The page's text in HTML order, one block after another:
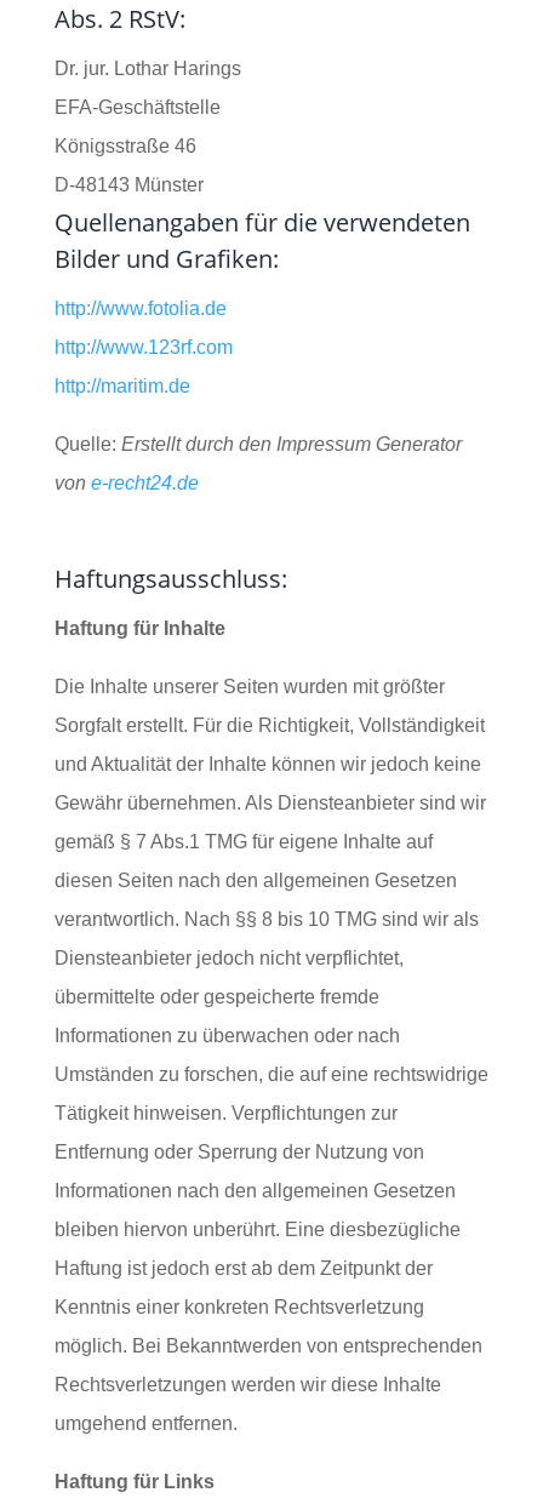
Abs. 2 RStV:
Dr. jur. Lothar Harings
EFA-Geschäftstelle
Königsstraße 46
D-48143 Münster
Quellenangaben für die verwendeten
Bilder und Grafiken:
http://www.fotolia.de
http://www.123rf.com
http://maritim.de
Quelle: Erstellt durch den Impressum Generator
von e-recht24.de
Haftungsausschluss:
Haftung für Inhalte
Die Inhalte unserer Seiten wurden mit größter
Sorgfalt erstellt. Für die Richtigkeit, Vollständigkeit
und Aktualität der Inhalte können wir jedoch keine
Gewähr übernehmen. Als Diensteanbieter sind wir
gemäß § 7 Abs.1 TMG für eigene Inhalte auf
diesen Seiten nach den allgemeinen Gesetzen
verantwortlich. Nach §§ 8 bis 10 TMG sind wir als
Diensteanbieter jedoch nicht verpflichtet,
übermittelte oder gespeicherte fremde
Informationen zu überwachen oder nach
Umständen zu forschen, die auf eine rechtswidrige
Tätigkeit hinweisen. Verpflichtungen zur
Entfernung oder Sperrung der Nutzung von
Informationen nach den allgemeinen Gesetzen
bleiben hiervon unberührt. Eine diesbezügliche
Haftung ist jedoch erst ab dem Zeitpunkt der
Kenntnis einer konkreten Rechtsverletzung
möglich. Bei Bekanntwerden von entsprechenden
Rechtsverletzungen werden wir diese Inhalte
umgehend entfernen.
Haftung für Links